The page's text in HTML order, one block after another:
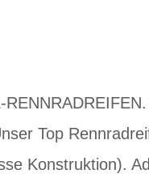
Top
Konstruktion).